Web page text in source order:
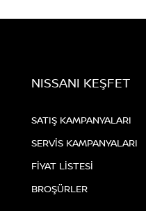
NISSANI KEŞFET
SATIŞ KAMPANYALARI
SERVİS KAMPANYALARI
FİYAT LİSTESİ
BROŞÜRLER